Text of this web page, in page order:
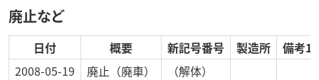
廃止など
日付 概要 新記号番号 製造所
備考1
2008-05-19
廃止 （廃車）
（解体）